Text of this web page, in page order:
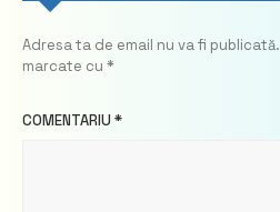
Adresa ta de email nu va fi publicată.
marcate cu *
COMENTARIU *